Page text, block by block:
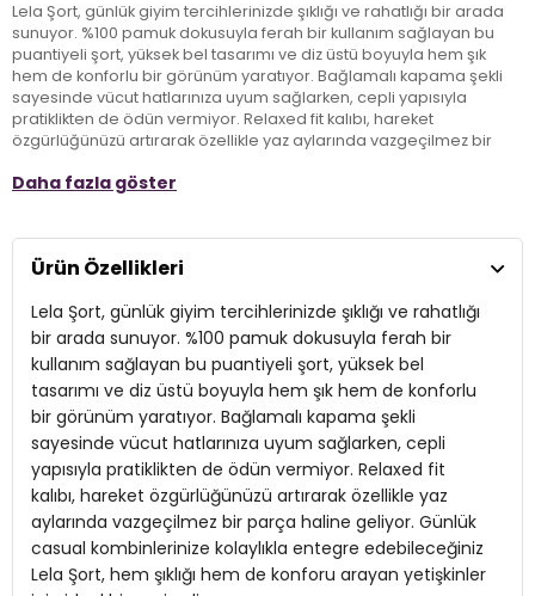
Lela Şort, günlük giyim tercihlerinizde şıklığı ve rahatlığı bir arada
sunuyor. %100 pamuk dokusuyla ferah bir kullanım sağlayan bu
puantiyeli şort, yüksek bel tasarımı ve diz üstü boyuyla hem şık
hem de konforlu bir görünüm yaratıyor. Bağlamalı kapama şekli
sayesinde vücut hatlarınıza uyum sağlarken, cepli yapısıyla
pratiklikten de ödün vermiyor. Relaxed fit kalıbı, hareket
özgürlüğünüzü artırarak özellikle yaz aylarında vazgeçilmez bir
entegre edebileceğiniz Lela Şort, hem şıklığı hem de konforu
Model:Şort
Giyim Tarzı:Günlük/Casual
Desen: Puantiyeli
Materyal:% 100 Pamuk
Kapama Şekli:Bağlamalı
Cep:Cepli
Kumaş Tipi: Dokuma
Bel:Yüksek Bel
Daha fazla göster
Ürün Özellikleri
Lela Şort, günlük giyim tercihlerinizde şıklığı ve rahatlığı
bir arada sunuyor. %100 pamuk dokusuyla ferah bir
kullanım sağlayan bu puantiyeli şort, yüksek bel
tasarımı ve diz üstü boyuyla hem şık hem de konforlu
bir görünüm yaratıyor. Bağlamalı kapama şekli
sayesinde vücut hatlarınıza uyum sağlarken, cepli
yapısıyla pratiklikten de ödün vermiyor. Relaxed fit
kalıbı, hareket özgürlüğünüzü artırarak özellikle yaz
aylarında vazgeçilmez bir parça haline geliyor. Günlük
casual kombinlerinize kolaylıkla entegre edebileceğiniz
Lela Şort, hem şıklığı hem de konforu arayan yetişkinler